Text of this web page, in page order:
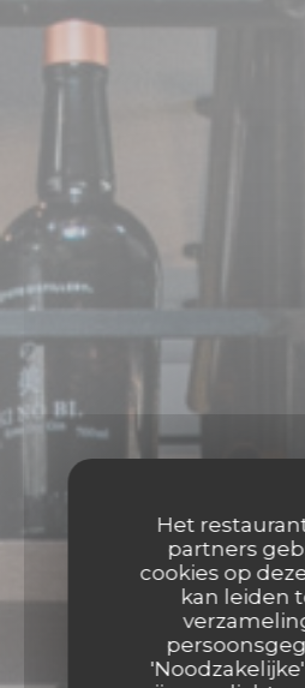
Het
partners
cookies op
kan leiden